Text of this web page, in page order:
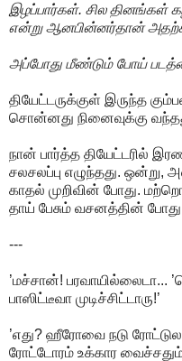
இழப்பார்கள். சில தினங்கள்
என்று ஆனபின்னர்தான்
அப்போது மீண்டும் போய்
தியேட்டருக்குள் இருந்த
சொன்னது நினைவுக்கு
நான் பார்த்த தியேட்டரில்
சலசலப்பு எழுந்தது.
காதல் முறிவின் போது.
தாய் பேசும் வசனத்தின்
---
’மச்சான்! பரவாயில்லைடா...
பாஸிட்டீவா முடிச்சிட்டாரு!’
’எது? ஹீரோவை நடு
ரோட்டோரம் உக்கார வைச்சதும்